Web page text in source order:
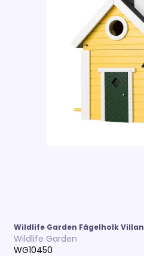
Wildlife Garden Fågelholk Villan
Wildlife Garden
WG10450